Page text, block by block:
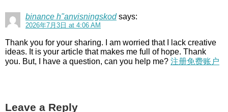
binance h"anvisningskod says:
2026年7月3日 at 4:06 AM
Thank you for your sharing. I am worried that I lack creative
ideas. It is your article that makes me full of hope. Thank
you. But, I have a question, can you help me? 注册免费账户
Leave a Reply